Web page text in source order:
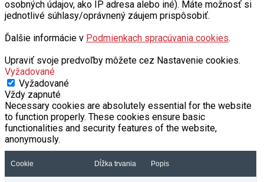
osobných údajov, ako IP adresa alebo iné). Máte možnosť si
jednotlivé súhlasy/oprávnený záujem prispôsobiť.
Ďalšie informácie v Podmienkach spracúvania cookies.
Upraviť svoje predvoľby môžete cez Nastavenie cookies.
Vyžadované
Vyžadované
Vždy zapnuté
Necessary cookies are absolutely essential for the website
to function properly. These cookies ensure basic
functionalities and security features of the website,
anonymously.
Cookie Dĺžka trvania Popis